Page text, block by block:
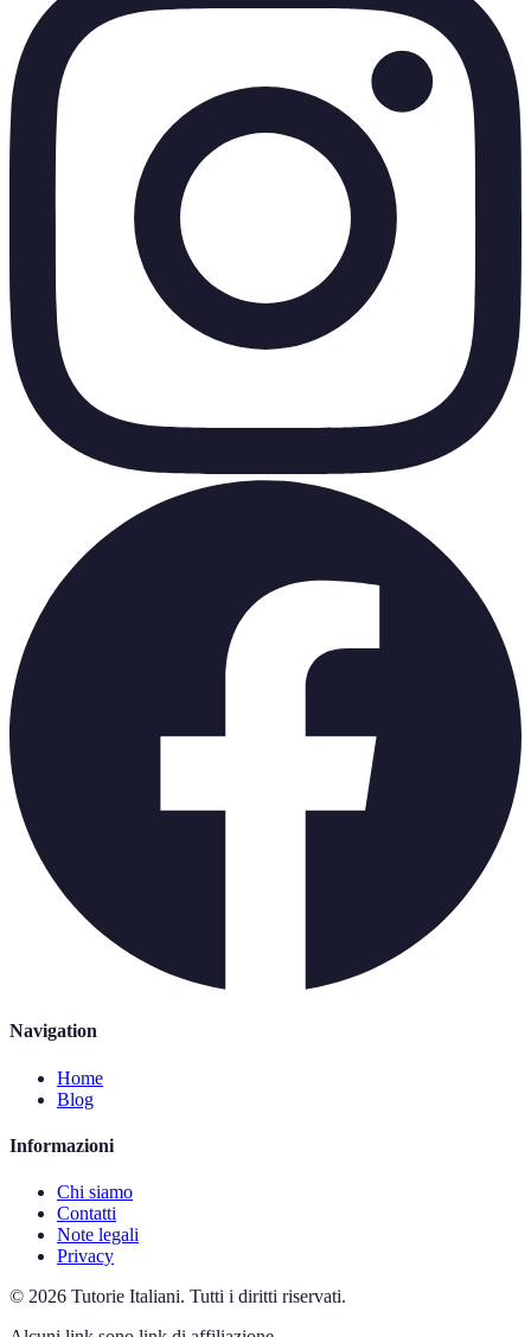
Navigation
Home
Blog
Informazioni
Chi siamo
Contatti
Note legali
Privacy
© 2026 Tutorie Italiani. Tutti i diritti riservati.